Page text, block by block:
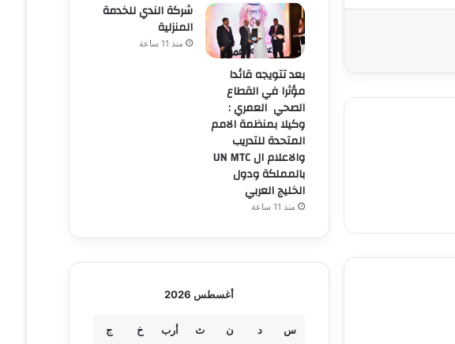
بعد تتويجه قائدا
مؤثرا في القطاع
الصحي العمري :
وكيلا بمنظمة الامم
المتحدة للتدريب
والاعلام ال UN MTC
بالمملكة ودول
الخليج العربي
منذ 11 ساعة
شركة الندي للخدمة
المنزلية
منذ 11 ساعة
أغسطس 2026
س د ن ث أرب خ ج